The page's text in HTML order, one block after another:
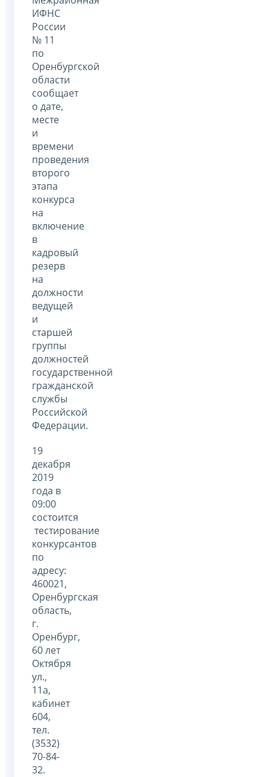
ИФНС
России
№ 11
по
Оренбургской
области
сообщает
о дате,
месте
и
времени
проведения
второго
этапа
конкурса
на
включение
в
кадровый
резерв
на
должности
ведущей
и
старшей
группы
должностей
государственной
гражданской
службы
Российской
Федерации.
19
декабря
2019
года в
09:00
состоится
тестирование
конкурсантов
по
адресу:
460021,
Оренбургская
область,
г.
Оренбург,
60 лет
Октября
ул.,
11а,
кабинет
604,
тел.
(3532)
70-84-
32.